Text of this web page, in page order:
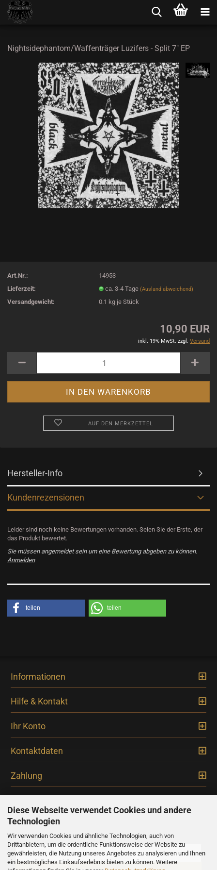
Diese Webseite verwendet Cookies und andere
Technologien
Wir verwenden Cookies und ähnliche Technologien, auch von
Drittanbietern, um die ordentliche Funktionsweise der Website zu
gewährleisten, die Nutzung unseres Angebotes zu analysieren und Ihnen
ein bestmögliches Einkaufserlebnis bieten zu können. Weitere
Nightsidephantom/Waffenträger Luzifers - Split 7" EP
Art.Nr.:
14953
Lieferzeit:
ca. 3-4 Tage(Ausland abweichend)
Versandgewicht: 0.1 kg je Stück
10,90 EUR
inkl. 19% MwSt. zzgl. Versand
AUF DEN MERKZETTEL
Hersteller-Info
Kundenrezensionen
Leider sind noch keine Bewertungen vorhanden. Seien Sie der Erste, der
das Produkt bewertet.
Sie müssen angemeldet sein um eine Bewertung abgeben zu können.
Anmelden
teilen teilen
Informationen
Hilfe & Kontakt
Ihr Konto
Kontaktdaten
Zahlung
Newsletter